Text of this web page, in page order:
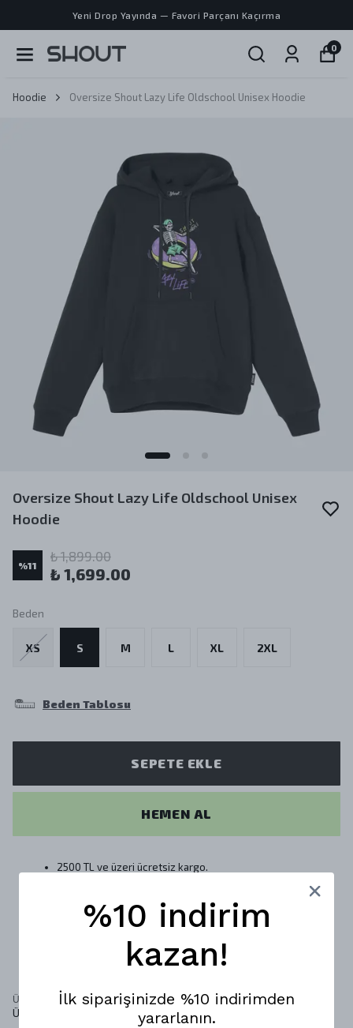
Yeni Drop Yayında — Favori Parçanı Kaçırma
0
Hoodie Oversize Shout Lazy Life Oldschool Unisex Hoodie
Oversize Shout Lazy Life Oldschool Unisex
Hoodie
%11
₺ 1,899.00
₺ 1,699.00
Beden
XS S M L XL 2XL
Beden Tablosu
SEPETE EKLE
HEMEN AL
2500 TL ve üzeri ücretsiz kargo.
Ürün Açıklaması
Ürün Kalıbı : OVERSIZE
Ürün Detayı: Kumaşı 3 iplik %100 pamuk
%10 indirim
kazan!
İlk siparişinizde %10 indirimden
yararlanın.